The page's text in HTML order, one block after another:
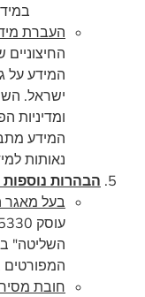
העברת
המידע על
ישראל.
ומדיניות
המידע
נאותות
הבהרות
בעל מאגר
השליטה"
המפורטים
חובת